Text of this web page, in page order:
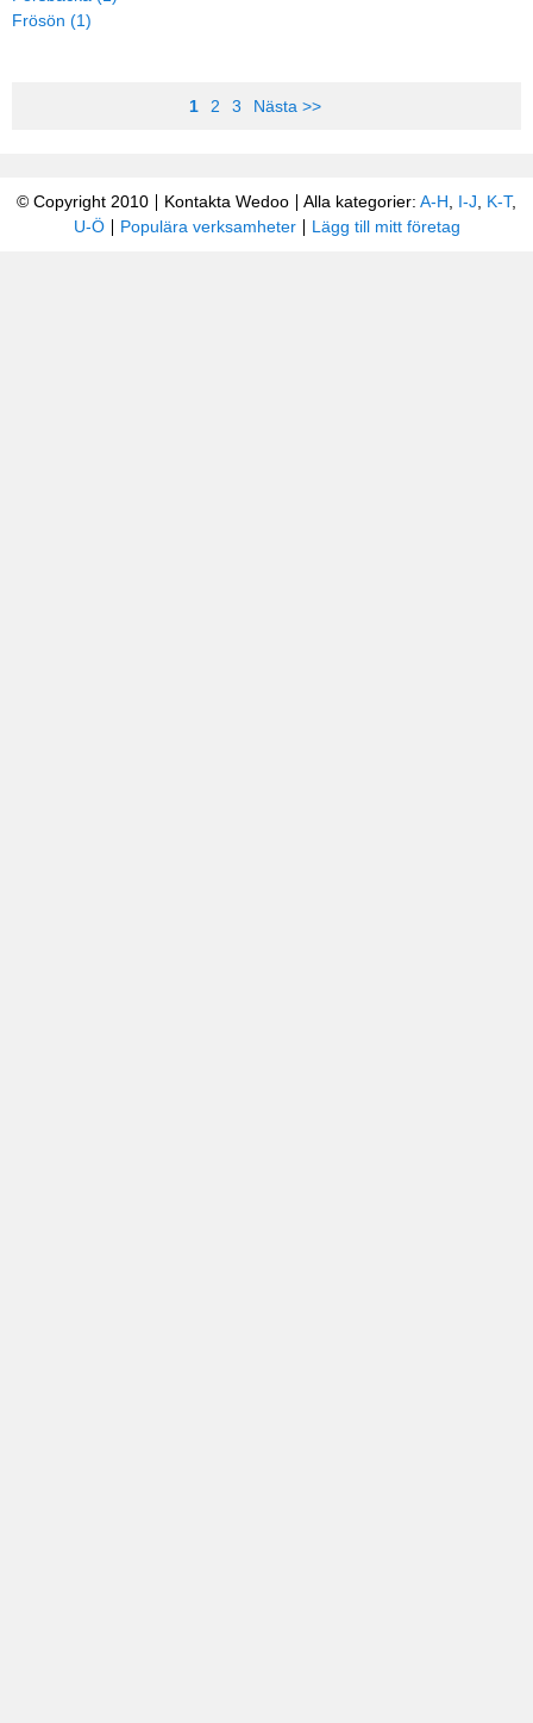
Frösön (1)
1 2 3 Nästa >>
© Copyright 2010 Kontakta Wedoo Alla kategorier: A-H I-J K-T,
U-Ö
Populära verksamheter Lägg till mitt företag